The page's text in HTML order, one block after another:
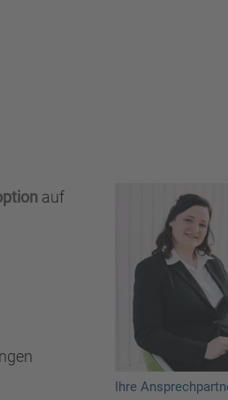
auf
Ihre